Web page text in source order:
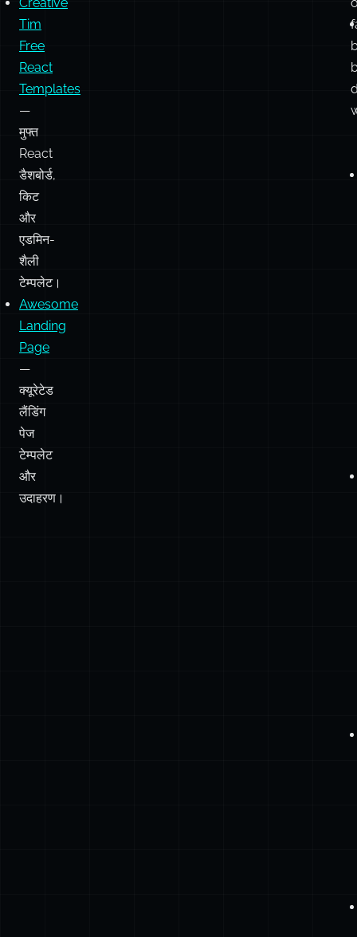
Tim
Free
React
Templates
—
मुफ्त
React
डैशबोर्ड,
किट
और
एडमिन-
शैली
टेम्पलेट।
Awesome
Landing
Page
—
क्यूरेटेड
लैंडिंग
पेज
टेम्पलेट
और
उदाहरण।